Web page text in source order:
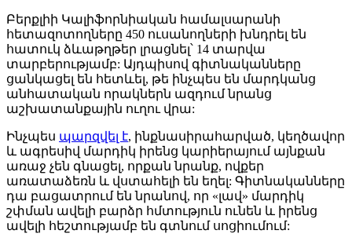
Բերքլիի Կալիֆորնիական համալսարանի
հետազոտողները 450 ուսանողների խնդրել են
հատուկ ձևաթղթեր լրացնել՝ 14 տարվա
տարբերությամբ: Այդպիսով գիտնականները
ցանկացել են հետևել, թե ինչպես են մարդկանց
անհատական որակներն ազդում նրանց
աշխատանքային ուղու վրա:
Ինչպես պարզվել է, ինքնասիրահարված, կեղծավոր
և ագրեսիվ մարդիկ իրենց կարիերայում այնքան
առաջ չեն գնացել, որքան նրանք, ովքեր
առատաձեռն և վստահելի են եղել: Գիտնականները
դա բացատրում են նրանով, որ «լավ» մարդիկ
շփման ավելի բարձր հմտություն ունեն և իրենց
ավելի հեշտությամբ են գտնում սոցիումում: